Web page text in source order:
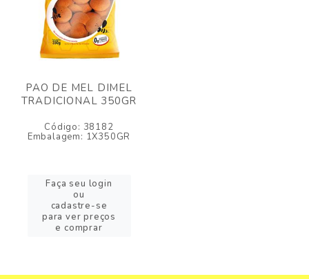
PAO DE MEL DIMEL
TRADICIONAL 350GR
Código: 38182
Embalagem: 1X350GR
Faça seu login
ou
cadastre-se
para ver preços
e comprar